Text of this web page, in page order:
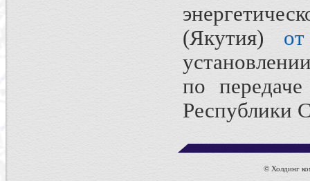
(Якутия)
по
Республики
© Холдинг